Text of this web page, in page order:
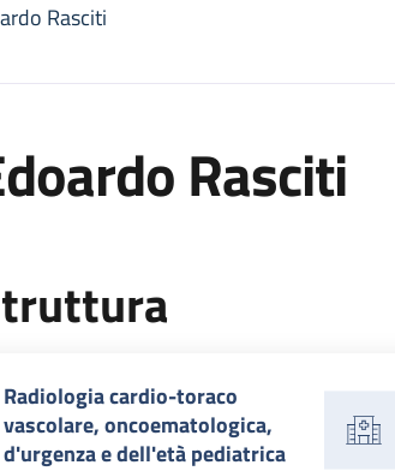
Rasciti
Rasciti
Radiologia cardio-toraco
vascolare, oncoematologica,
d'urgenza e dell'età pediatrica